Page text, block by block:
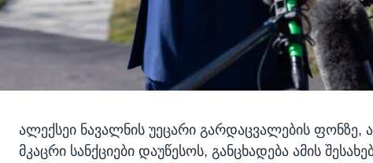
ალექსეი ნავალნის უეცარი გარდაცვალების ფონზე,
მკაცრი სანქციები დაუწესოს, განცხადება ამის